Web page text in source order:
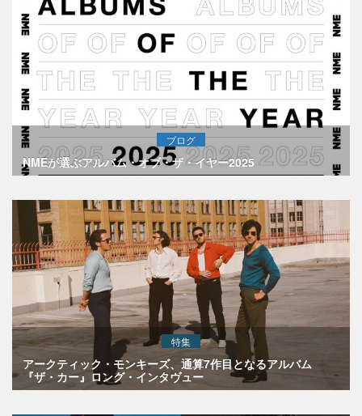
ブログ
NMEが選ぶアルバム・オブ・ザ・イヤー2025
特集
アークティック・モンキーズ、通算7作目となるアルバム
『ザ・カー』ロング・インタヴュー